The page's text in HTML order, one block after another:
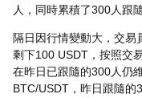
人，同時累積了300人跟
隔日因行情變動大，交易
剩下100 USDT，按照交
在昨日已跟隨的300人仍
BTC/USDT，昨日跟隨的